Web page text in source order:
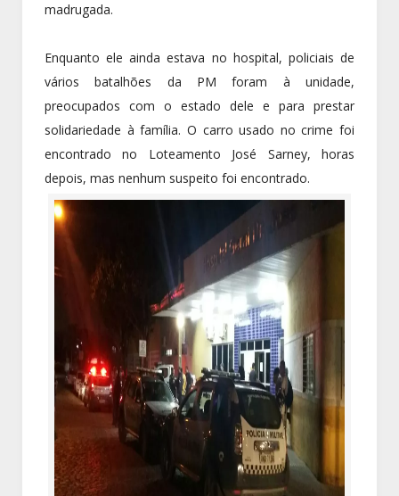
madrugada.
Enquanto ele ainda estava no hospital, policiais de
vários batalhões da PM foram à unidade,
preocupados com o estado dele e para prestar
solidariedade à família. O carro usado no crime foi
encontrado no Loteamento José Sarney, horas
depois, mas nenhum suspeito foi encontrado.